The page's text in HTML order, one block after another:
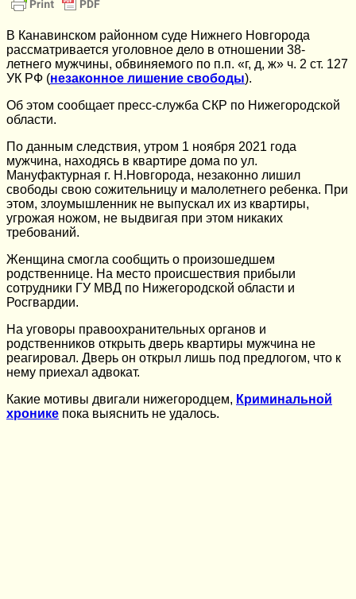
В Канавинском районном суде Нижнего Новгорода
рассматривается уголовное дело в отношении 38-
летнего мужчины, обвиняемого по п.п. «г, д, ж» ч. 2 ст. 127
УК РФ (незаконное лишение свободы).
Об этом сообщает пресс-служба СКР по Нижегородской
области.
По данным следствия, утром 1 ноября 2021 года
мужчина, находясь в квартире дома по ул.
Мануфактурная г. Н.Новгорода, незаконно лишил
свободы свою сожительницу и малолетнего ребенка. При
этом, злоумышленник не выпускал их из квартиры,
угрожая ножом, не выдвигая при этом никаких
требований.
Женщина смогла сообщить о произошедшем
родственнице. На место происшествия прибыли
сотрудники ГУ МВД по Нижегородской области и
Росгвардии.
На уговоры правоохранительных органов и
родственников открыть дверь квартиры мужчина не
реагировал. Дверь он открыл лишь под предлогом, что к
нему приехал адвокат.
Какие мотивы двигали нижегородцем, Криминальной
хронике пока выяснить не удалось.